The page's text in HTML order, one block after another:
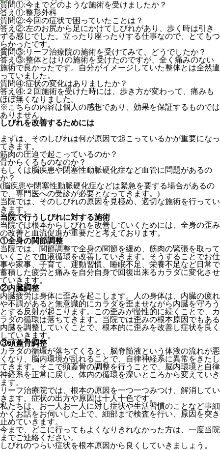
質問①:今までどのような施術を受けましたか？
答え①:整形外科
質問②:今回の症状で困っていたことは？
答え②:左のお尻から足にかけてしびれがあり、歩く時は引き
ずる感じでした。立ったり座ったりする仕事なので、とてもつ
らかったです。
質問③:リーフ治療院の施術を受けてみて、どうでしたか？
答え③:整体とはりの施術を受けたのですが、全く痛みのない
施術で良かったです。自分がイメージしていた整体とは全然違
っていました。
質問④:症状の変化はありましたか？
答え④:２回施術を受けた時には、歩き方が変わって、痛みも
ほぼ無くなりました。
※こちらの内容は個人の感想であり、効果を保証するものでは
ありません。
しびれを改善するためには
まずは、そのしびれは何が原因で起こっているかが重要になっ
てきます。
筋肉の圧迫で起こっているのか？
骨からくるものなのか？
もしくは脳疾患や閉塞性動脈硬化症など血管に問題があるの
か？
(脳疾患や閉塞性動脈硬化症などは緊急を要する場合があるの
で、専門医への受診が必要となってきます。)
当院では、そのしびれの原因を見極め、適切な施術を行ってい
きます。
当院で行うしびれに対する施術
当院では根本からしびれを改善していくためには、全身の歪み
の改善と血流促進が重要だと考えております。
①全身の関節調整
当院では、関節調整で全身の関節を緩め、筋肉の緊張を取って
いくことで血液循環を改善していきます。そうすることでお仕
事や家事、子育て、運動習慣、睡眠不足、栄養不足など日常で
蓄積した疲労と痛みを自分自身で回復出来るカラダに変化させ
ていきます。
②内臓調整
内臓疲労は身体に歪みを起こします。人の身体は、内臓の疲れ
や不調があると無意識的にカラダを歪ませながら内臓を守ろう
とする反射が起こります。この歪みが慢性的に続くことで、カ
ラダの循環は落ちてきます。当院では歪みの根本原因でもある
内臓を調整していくことで、根本的に歪みを改善し症状を良く
していきます。
③頭蓋骨調整
カラダの循環が落ちてくると、脳脊髄液という体液の流れが悪
くなり、脳内環境が乱れることで、自律神経系に異常をきたし
てきます。そこで頭蓋骨の調整を行うことで、脳内環境と自律
神経系を正常に戻し、体内の循環を深いところから変えていき
ます。
リーフ治療院では、根本の原因を一つ一つみつけ、解消してい
きます。症状の出方や原因は十人十色です。
私たちは、お一人お一人に対し症状や生活習慣のことなど事細
かくお話をお伺いした上で、細部まで検査を行い、原因を突き
止めていきます。
今まで、どこに行ってもよくなりきれなかった方は、一度当院
までご連絡ください。
しびれのつらい症状を根本原因から良くしていきましょう。